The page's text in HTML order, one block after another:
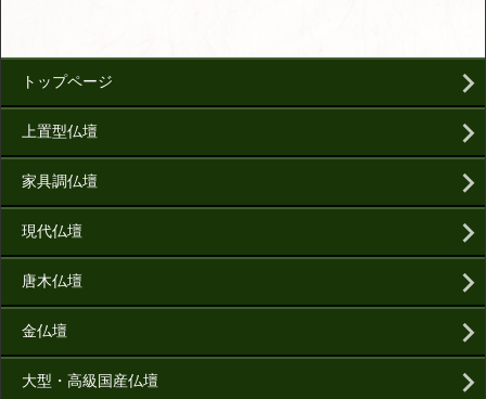
トップページ
上置型仏壇
家具調仏壇
現代仏壇
唐木仏壇
金仏壇
大型・高級国産仏壇